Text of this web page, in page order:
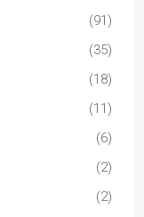
(91)
(35)
(18)
(11)
(6)
(2)
(2)